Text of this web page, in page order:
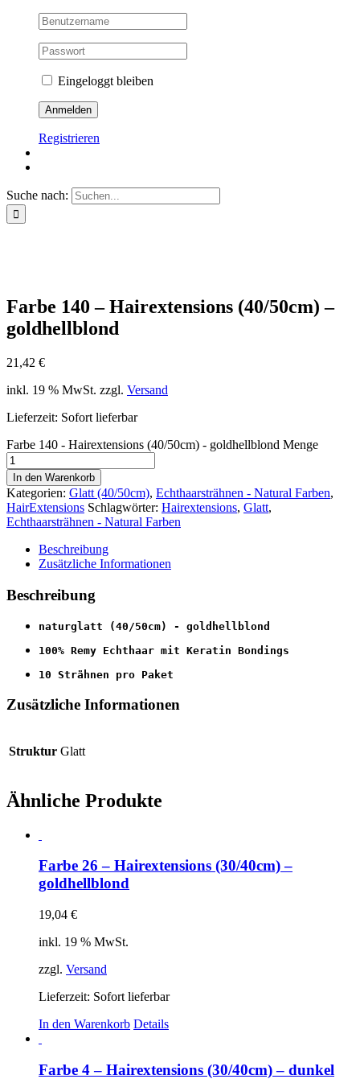
Eingeloggt bleiben
Registrieren
Suche nach:
Farbe 140 – Hairextensions (40/50cm) –
goldhellblond
21,42 €
inkl. 19 % MwSt. zzgl. Versand
Lieferzeit: Sofort lieferbar
Farbe 140 - Hairextensions (40/50cm) - goldhellblond Menge
In den Warenkorb
Kategorien: Glatt (40/50cm), Echthaarsträhnen - Natural Farben,
HairExtensions Schlagwörter: Hairextensions, Glatt,
Echthaarsträhnen - Natural Farben
Beschreibung
Zusätzliche Informationen
Beschreibung
naturglatt (40/50cm) - goldhellblond
100% Remy Echthaar mit Keratin Bondings
10 Strähnen pro Paket
Zusätzliche Informationen
Struktur Glatt
Ähnliche Produkte
Farbe 26 – Hairextensions (30/40cm) –
goldhellblond
19,04 €
inkl. 19 % MwSt.
zzgl. Versand
Lieferzeit: Sofort lieferbar
In den Warenkorb Details
Farbe 4 – Hairextensions (30/40cm) – dunkel